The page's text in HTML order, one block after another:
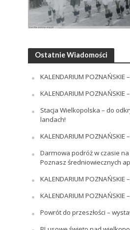
Ostatnie Wiadomości
KALENDARIUM POZNAŃSKIE
KALENDARIUM POZNAŃSKIE
Stacja Wielkopolska – do
landach!
KALENDARIUM POZNAŃSKIE
Darmowa podróż w czasie
Poznasz średniowiecznych
KALENDARIUM POZNAŃSKIE
KALENDARIUM POZNAŃSKIE
Powrót do przeszłości –